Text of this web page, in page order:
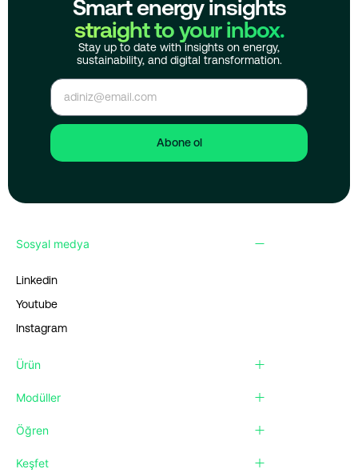
Smart energy insights
straight to your inbox.
Stay up to date with insights on energy,
sustainability, and digital transformation.
Abone ol
Sosyal medya
Linkedin
Youtube
Instagram
Ürün
Modüller
Öğren
Keşfet